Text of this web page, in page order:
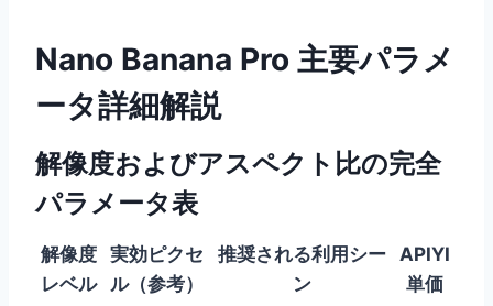
Nano Banana Pro 主要パラメ
ータ詳細解説
解像度およびアスペクト比の完全
パラメータ表
解像度
レベル
実効ピクセ
ル（参考）
推奨される利用シー
ン
APIYI
単価